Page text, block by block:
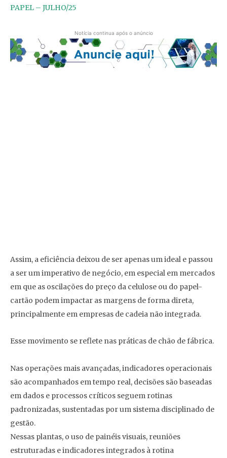
PAPEL – JULHO/25
Notícia continua após o anúncio
Assim, a eficiência deixou de ser apenas um ideal e passou
a ser um imperativo de negócio, em especial em mercados
em que as oscilações do preço da celulose ou do papel-
cartão podem impactar as margens de forma direta,
principalmente em empresas de cadeia não integrada.
Esse movimento se reflete nas práticas de chão de fábrica.
Nas operações mais avançadas, indicadores operacionais
são acompanhados em tempo real, decisões são baseadas
em dados e processos críticos seguem rotinas
padronizadas, sustentadas por um sistema disciplinado de
gestão.
Nessas plantas, o uso de painéis visuais, reuniões
estruturadas e indicadores integrados à rotina